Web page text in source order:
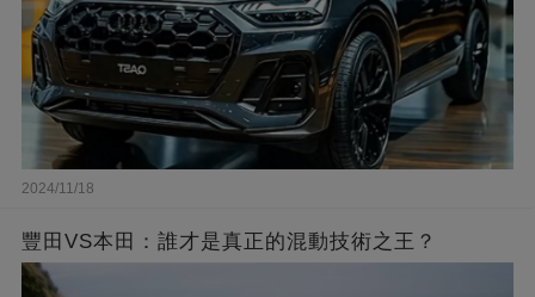
2024/11/18
豐田VS本田：誰才是真正的混動技術之王？